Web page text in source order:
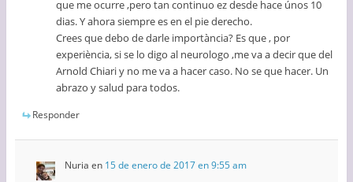
que me ocurre ,pero tan continuo ez desde hace únos 10
dias. Y ahora siempre es en el pie derecho.
Crees que debo de darle importància? Es que , por
experiència, si se lo digo al neurologo ,me va a decir que del
Arnold Chiari y no me va a hacer caso. No se que hacer. Un
abrazo y salud para todos.
Responder
Nuria en 15 de enero de 2017 en 9:55 am